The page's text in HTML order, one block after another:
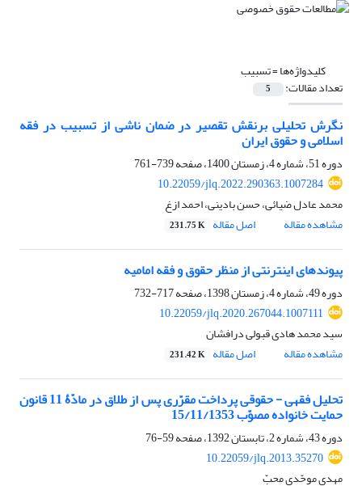
کلیدواژه‌ها =تسبیب
تعداد مقالات: 5
نگرش تحلیلی برنقش تقصیر در ضمان ناشی از تسبیب در فقه
اسلامی‏ و حقوق ایران‏
دوره 51، شماره 4، زمستان 1400، صفحه
739-761
10.22059/jlq.2022.290363.1007284
محمد عادل ضیائی، حسن بادینی، احمد ازغ
مشاهده مقاله
اصل مقاله 231.75 K
پیوندهای اینترنتی از منظر حقوق و فقه امامیه
دوره 49، شماره 4، زمستان 1398، صفحه
717-732
10.22059/jlq.2020.267044.1007111
سید محمد هادی قبولی درافشان
مشاهده مقاله
اصل مقاله 231.42 K
تحلیل فقهی - حقوقی پرداخت مقرّری پس از طلاق در مادّۀ 11 قانون
حمایت خانواده مصوّب 15/11/1353
دوره 43، شماره 2، تابستان 1392، صفحه
59-76
10.22059/jlq.2013.35270
مهدی موحّدی محبّ